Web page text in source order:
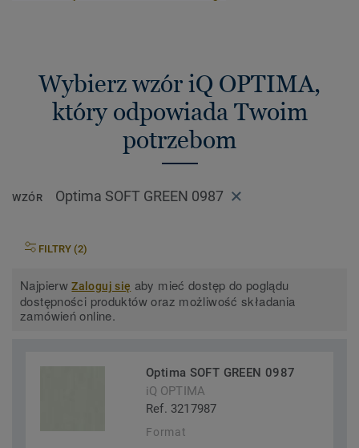
Wybierz wzór iQ OPTIMA,
który odpowiada Twoim
potrzebom
WZÓR Optima SOFT GREEN 0987
FILTRY (2)
NajpierwZaloguj się aby mieć dostęp do poglądu
dostępności produktów oraz możliwość składania
zamówień online.
Optima SOFT GREEN 0987
iQ OPTIMA
Ref. 3217987
Format